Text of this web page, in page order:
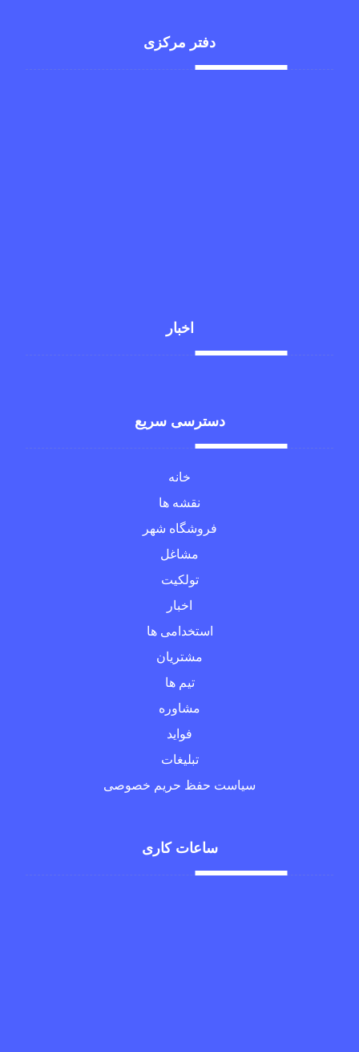
دفتر مرکزی
اخبار
دسترسی سریع
خانه
نقشه ها
فروشگاه شهر
مشاغل
تولکیت
اخبار
استخدامی ها
مشتریان
تیم ها
مشاوره
فواید
تبلیغات
سیاست حفظ حریم خصوصی
ساعات کاری